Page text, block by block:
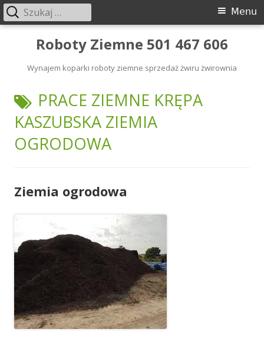
PrzeskoczRoboty Ziemne 501 467 606
Wynajem koparki roboty ziemne sprzedaż żwiru żwirownia
Menu
główne
Menu
Szukaj:
TAGI:
PRACE ZIEMNE KRĘPA
KASZUBSKA ZIEMIA
OGRODOWA
Ziemia ogrodowa